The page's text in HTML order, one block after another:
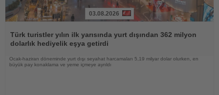
Oku
03.08.2026
Türk turistler yılın ilk yarısında yurt dışından 362 milyon
dolarlık hediyelik eşya getirdi
Ocak-haziran döneminde yurt dışı seyahat harcamaları 5,19 milyar dolar olurken, en
büyük pay konaklama ve yeme içmeye ayrıldı